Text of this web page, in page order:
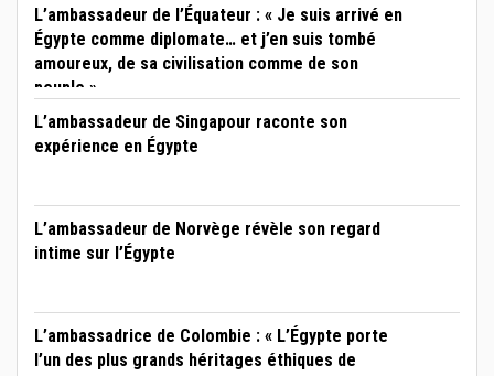
L’ambassadeur de l’Équateur : « Je suis arrivé en
Égypte comme diplomate… et j’en suis tombé
amoureux, de sa civilisation comme de son
peuple »
L’ambassadeur de Singapour raconte son
expérience en Égypte
L’ambassadeur de Norvège révèle son regard
intime sur l’Égypte
L’ambassadrice de Colombie : « L’Égypte porte
l’un des plus grands héritages éthiques de